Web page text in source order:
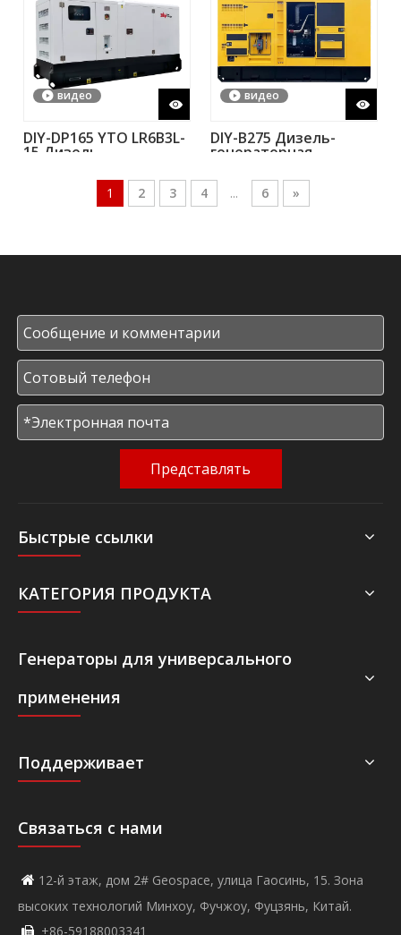
видео
DIY-DP165 YTO LR6B3L-
15 Дизель-
установка 120 кВт 150
видео
DIY-B275 Дизель-
генераторная
6M16G275/5 250 кВА
200 кВт
1 2 3 4 ... 6 »
Представлять
Быстрые ссылки
КАТЕГОРИЯ ПРОДУКТА
Генераторы для универсального
применения
Поддерживает
Связаться с нами
 12-й этаж, дом 2# Geospace, улица Гаосинь, 15. Зона
высоких технологий Минхоу, Фучжоу, Фуцзянь, Китай.
 +86-59188003341